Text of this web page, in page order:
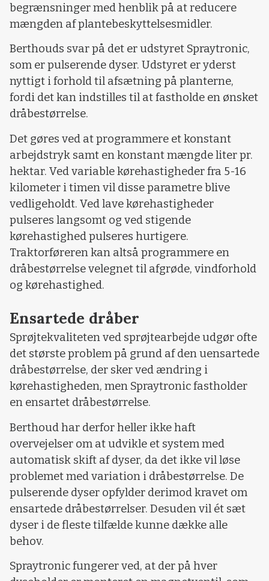
begrænsninger med henblik på at reducere
mængden af plantebeskyttelsesmidler.
Berthouds svar på det er udstyret Spraytronic,
som er pulserende dyser. Udstyret er yderst
nyttigt i forhold til afsætning på planterne,
fordi det kan indstilles til at fastholde en ønsket
dråbestørrelse.
Det gøres ved at programmere et konstant
arbejdstryk samt en konstant mængde liter pr.
hektar. Ved variable kørehastigheder fra 5-16
kilometer i timen vil disse parametre blive
vedligeholdt. Ved lave kørehastigheder
pulseres langsomt og ved stigende
kørehastighed pulseres hurtigere.
Traktorføreren kan altså programmere en
dråbestørrelse velegnet til afgrøde, vindforhold
og kørehastighed.
Ensartede dråber
Sprøjtekvaliteten ved sprøjtearbejde udgør ofte
det største problem på grund af den uensartede
dråbestørrelse, der sker ved ændring i
kørehastigheden, men Spraytronic fastholder
en ensartet dråbestørrelse.
Berthoud har derfor heller ikke haft
overvejelser om at udvikle et system med
automatisk skift af dyser, da det ikke vil løse
problemet med variation i dråbestørrelse. De
pulserende dyser opfylder derimod kravet om
ensartede dråbestørrelser. Desuden vil ét sæt
dyser i de fleste tilfælde kunne dække alle
behov.
Spraytronic fungerer ved, at der på hver